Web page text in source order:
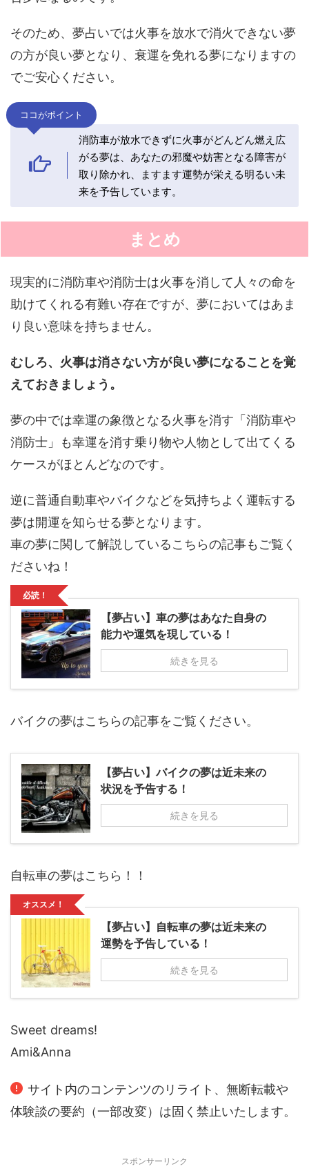
そのため、夢占いでは火事を放水で消火できない夢
の方が良い夢となり、衰運を免れる夢になりますの
でご安心ください。
ココがポイント
消防車が放水できずに火事がどんどん燃え広
がる夢は、あなたの邪魔や妨害となる障害が
取り除かれ、ますます運勢が栄える明るい未
来を予告しています。
まとめ
現実的に消防車や消防士は火事を消して人々の命を
助けてくれる有難い存在ですが、夢においてはあま
り良い意味を持ちません。
むしろ、火事は消さない方が良い夢になることを覚
えておきましょう。
夢の中では幸運の象徴となる火事を消す「消防車や
消防士」も幸運を消す乗り物や人物として出てくる
ケースがほとんどなのです。
逆に普通自動車やバイクなどを気持ちよく運転する
夢は開運を知らせる夢となります。
車の夢に関して解説しているこちらの記事もご覧く
ださいね！
必読！
【夢占い】車の夢はあなた自身の
能力や運気を現している！
続きを見る
バイクの夢はこちらの記事をご覧ください。
【夢占い】バイクの夢は近未来の
状況を予告する！
続きを見る
自転車の夢はこちら！！
オススメ！
【夢占い】自転車の夢は近未来の
運勢を予告している！
続きを見る
Sweet dreams!
Ami&Anna
サイト内のコンテンツのリライト、無断転載や
体験談の要約（一部改変）は固く禁止いたします。
スポンサーリンク